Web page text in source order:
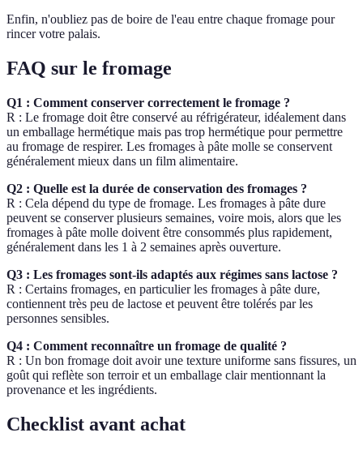
Enfin, n'oubliez pas de boire de l'eau entre chaque fromage pour
rincer votre palais.
FAQ sur le fromage
Q1 : Comment conserver correctement le fromage ?
R : Le fromage doit être conservé au réfrigérateur, idéalement dans
un emballage hermétique mais pas trop hermétique pour permettre
au fromage de respirer. Les fromages à pâte molle se conservent
généralement mieux dans un film alimentaire.
Q2 : Quelle est la durée de conservation des fromages ?
R : Cela dépend du type de fromage. Les fromages à pâte dure
peuvent se conserver plusieurs semaines, voire mois, alors que les
fromages à pâte molle doivent être consommés plus rapidement,
généralement dans les 1 à 2 semaines après ouverture.
Q3 : Les fromages sont-ils adaptés aux régimes sans lactose ?
R : Certains fromages, en particulier les fromages à pâte dure,
contiennent très peu de lactose et peuvent être tolérés par les
personnes sensibles.
Q4 : Comment reconnaître un fromage de qualité ?
R : Un bon fromage doit avoir une texture uniforme sans fissures, un
goût qui reflète son terroir et un emballage clair mentionnant la
provenance et les ingrédients.
Checklist avant achat